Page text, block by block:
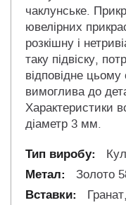
чаклунське.
ювелірних
розкішну і
таку підвіску,
відповідне
вимоглива до
Характеристики
діаметр 3 мм.
Золото